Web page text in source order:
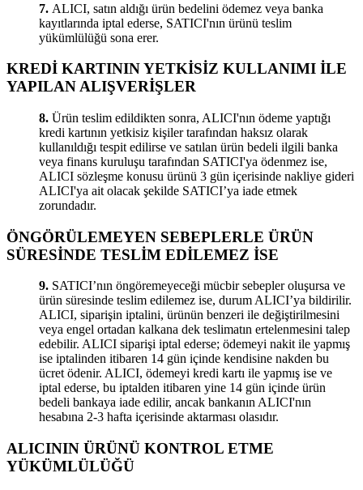
7. ALICI, satın aldığı ürün bedelini ödemez veya banka
kayıtlarında iptal ederse, SATICI'nın ürünü teslim
yükümlülüğü sona erer.
KREDİ KARTININ YETKİSİZ KULLANIMI İLE
YAPILAN ALIŞVERİŞLER
8. Ürün teslim edildikten sonra, ALICI'nın ödeme yaptığı
kredi kartının yetkisiz kişiler tarafından haksız olarak
kullanıldığı tespit edilirse ve satılan ürün bedeli ilgili banka
veya finans kuruluşu tarafından SATICI'ya ödenmez ise,
ALICI sözleşme konusu ürünü 3 gün içerisinde nakliye gideri
ALICI'ya ait olacak şekilde SATICI’ya iade etmek
zorundadır.
ÖNGÖRÜLEMEYEN SEBEPLERLE ÜRÜN
SÜRESİNDE TESLİM EDİLEMEZ İSE
9. SATICI’nın öngöremeyeceği mücbir sebepler oluşursa ve
ürün süresinde teslim edilemez ise, durum ALICI’ya bildirilir.
ALICI, siparişin iptalini, ürünün benzeri ile değiştirilmesini
veya engel ortadan kalkana dek teslimatın ertelenmesini talep
edebilir. ALICI siparişi iptal ederse; ödemeyi nakit ile yapmış
ise iptalinden itibaren 14 gün içinde kendisine nakden bu
ücret ödenir. ALICI, ödemeyi kredi kartı ile yapmış ise ve
iptal ederse, bu iptalden itibaren yine 14 gün içinde ürün
bedeli bankaya iade edilir, ancak bankanın ALICI'nın
hesabına 2-3 hafta içerisinde aktarması olasıdır.
ALICININ ÜRÜNÜ KONTROL ETME
YÜKÜMLÜLÜĞÜ